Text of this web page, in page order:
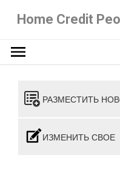
Home Credit
РАЗМЕСТИТЬ
ИЗМЕНИТЬ СВОЕ